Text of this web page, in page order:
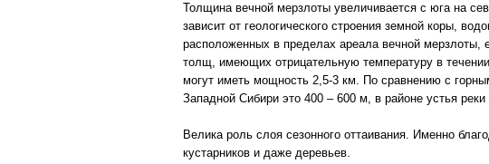
Толщина вечной мерзлоты увеличивается с юга на
зависит от геологического строения земной коры,
расположенных в пределах ареала вечной мерзлоты,
толщ, имеющих отрицательную температуру в
могут иметь мощность 2,5-3 км. По сравнению с
Западной Сибири это 400 – 600 м, в районе устья
Велика роль слоя сезонного оттаивания. Именно
кустарников и даже деревьев.